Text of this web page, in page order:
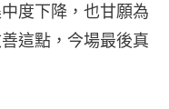
度下降，也甘願為
這點，今場最後真